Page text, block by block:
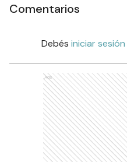
Comentarios
Debés iniciar sesión
Ads